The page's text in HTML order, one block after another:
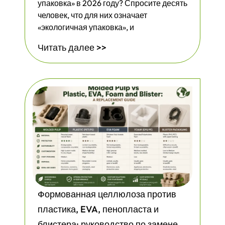
упаковка» в 2026 году? Спросите десять
человек, что для них означает
«экологичная упаковка», и
Читать далее >>
Формованная целлюлоза против
пластика, EVA, пенопласта и